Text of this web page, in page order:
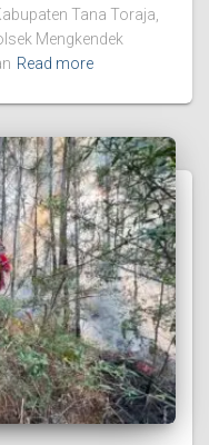
Tana Toraja,
Mengkendek
Read more